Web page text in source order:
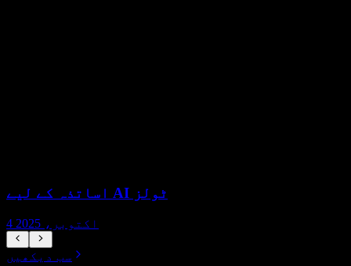
اساتذہ کے لیے AI ٹولز
4 اکتوبر، 2025
سب دیکھیں